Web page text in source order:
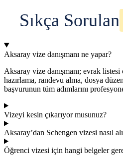
Sıkça Sorulan
Aksaray vize danışmanı ne yapar?
Aksaray vize danışmanı; evrak
hazırlama, randevu alma, dosya
başvurunun tüm adımlarını
Vizeyi kesin çıkarıyor musunuz?
Aksaray’dan Schengen vizesi nasıl
Öğrenci vizesi için hangi belgeler